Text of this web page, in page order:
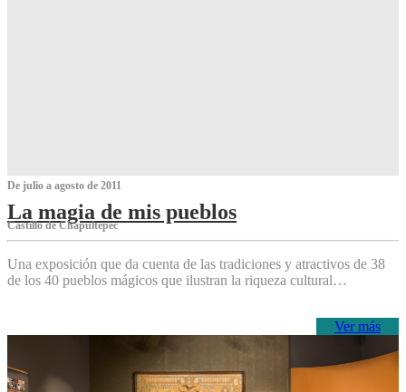
De julio a agosto de 2011
La magia de mis pueblos
Castillo de Chapultepec
Una exposición que da cuenta de las tradiciones y atractivos de 38
de los 40 pueblos mágicos que ilustran la riqueza cultural…
Ver más